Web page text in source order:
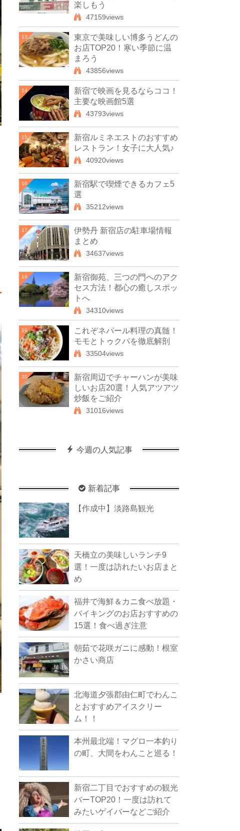
楽しもう
47159views
13
東京で美味しい博多うどんの
お店TOP20！寒い季節に温
まろう
43856views
14
新宿で映画を見るならココ！
主要な映画館5選
43793views
15
新宿ルミネエストのおすすめ
レストラン！女子に大人気♪
40920views
16
新宿駅で喫煙できるカフェ5
選
35212views
17
伊勢丹 新宿店の駐車場情報
まとめ
34637views
18
新宿御苑、三つの門へのアク
セス方法！都心の癒しスポッ
トへ
34310views
19
これぞネパール料理の真髄！
モモとトゥクパを徹底解剖
33504views
20
新宿周辺でチャーハンが美味
しいお店20選！人気アツアツ
炒飯をご紹介
31016views
今週の人気記事
新着記事
【作成中】淡路島観光
天橋立の美味しいランチ9
選！一度は訪れたいお店まと
め
福井で海鮮＆カニ食べ放題・
バイキングのお店おすすめの
15選！食べ過ぎ注意
朝茹で花咲ガニに感動！根室
かさい商店
北海道夕張郡由仁町でわんこ
とおすすめアイスクリー
ム！！
本州最北端！マグロ一本釣り
の町、大間をわんこと巡る！
新宿二丁目でおすすめの観光
バーTOP20！一度は訪れて
みたいゲイバーなどご紹介